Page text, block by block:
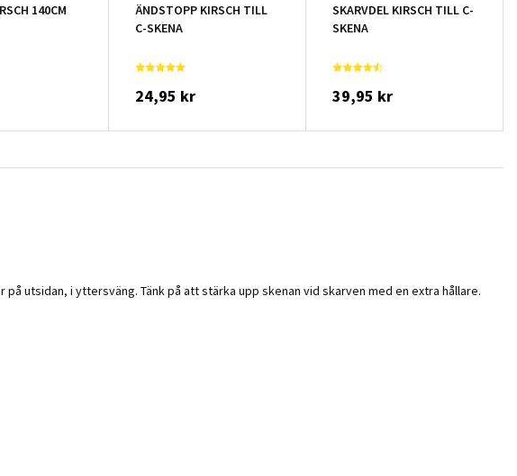
140CM
ÄNDSTOPP KIRSCH TILL
C-SKENA
24,95 kr
SKARVDEL KIRSCH TILL C-
SKENA
39,95 kr
utsidan, i yttersväng. Tänk på att stärka upp skenan vid skarven med en extra hållare.